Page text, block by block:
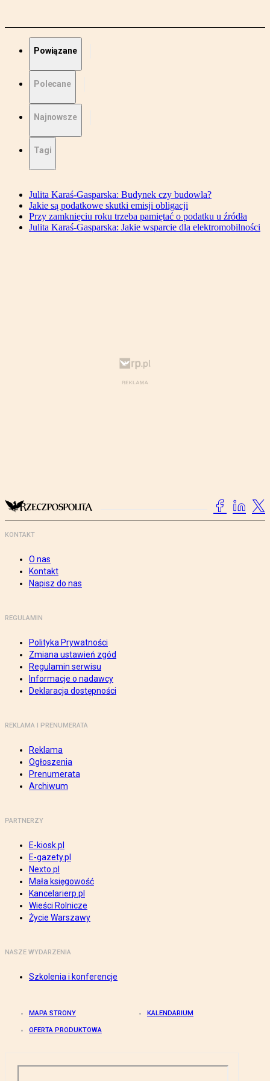
Powiązane
Polecane
Najnowsze
Tagi
Julita Karaś-Gasparska: Budynek czy budowla?
Jakie są podatkowe skutki emisji obligacji
Przy zamknięciu roku trzeba pamiętać o podatku u źródła
Julita Karaś-Gasparska: Jakie wsparcie dla elektromobilności
KONTAKT
O nas
Kontakt
Napisz do nas
REGULAMIN
Polityka Prywatności
Zmiana ustawień zgód
Regulamin serwisu
Informacje o nadawcy
Deklaracja dostępności
REKLAMA I PRENUMERATA
Reklama
Ogłoszenia
Prenumerata
Archiwum
PARTNERZY
E-kiosk.pl
E-gazety.pl
Nexto.pl
Mała księgowość
Kancelarierp.pl
Wieści Rolnicze
Życie Warszawy
NASZE WYDARZENIA
Szkolenia i konferencje
MAPA STRONY KALENDARIUM
OFERTA PRODUKTOWA